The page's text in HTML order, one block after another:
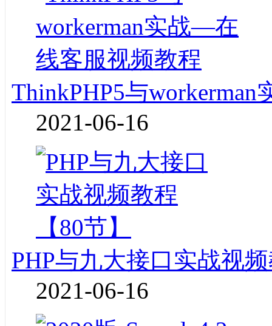
ThinkPHP5与
2021-06-16
PHP与九大接口实战视
2021-06-16